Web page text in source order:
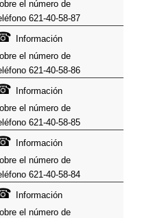
el número de
621-40-58-87
Información
el número de
621-40-58-86
Información
el número de
621-40-58-85
Información
el número de
621-40-58-84
Información
el número de